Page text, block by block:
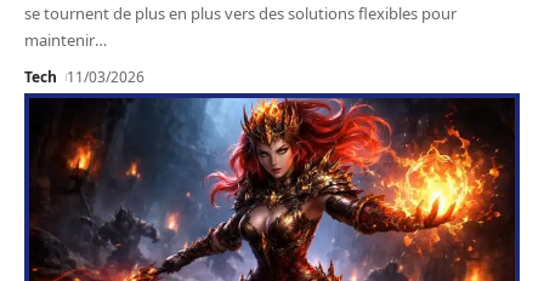
se tournent de plus en plus vers des solutions flexibles pour
maintenir…
Tech 11/03/2026